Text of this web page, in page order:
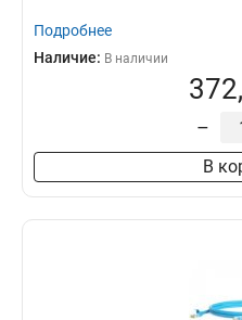
Подробнее
Наличие: В наличии
–
В